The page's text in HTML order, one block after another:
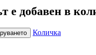
е добавен в
Количка